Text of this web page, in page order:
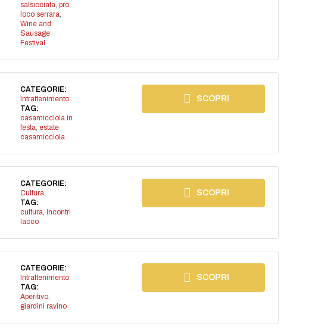
salsicciata, pro
loco serrara,
Wine and
Sausage
Festival
CATEGORIE:
Intrattenimento
TAG:
casamicciola in
festa, estate
casamicciola
SCOPRI
CATEGORIE:
Cultura
TAG:
cultura, incontri
lacco
SCOPRI
CATEGORIE:
Intrattenimento
TAG:
Aperitivo,
giardini ravino
SCOPRI